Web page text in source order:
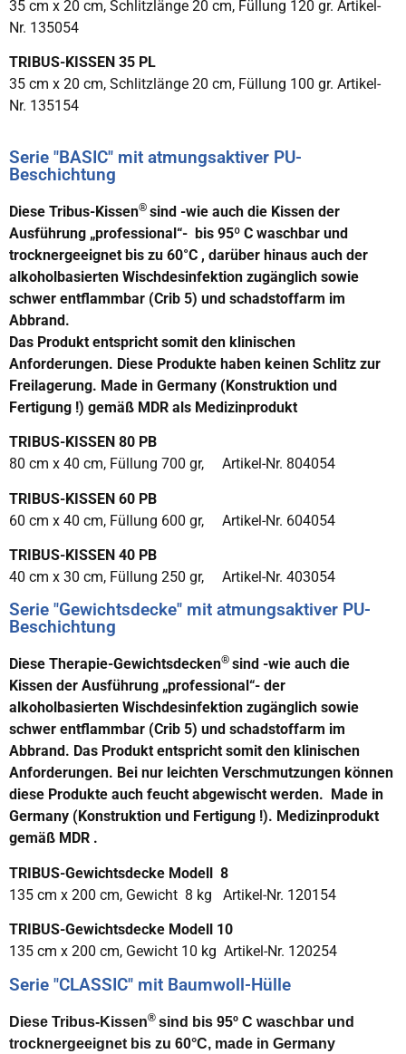
35 cm x 20 cm, Schlitzlänge 20 cm, Füllung 120 gr. Artikel-
Nr. 135054
TRIBUS-KISSEN 35 PL
35 cm x 20 cm, Schlitzlänge 20 cm, Füllung 100 gr. Artikel-
Nr. 135154
Serie "BASIC" mit atmungsaktiver PU-
Beschichtung
Diese Tribus-Kissen® sind -wie auch die Kissen der
Ausführung „professional“- bis 95º C waschbar und
trocknergeeignet bis zu 60°C , darüber hinaus auch der
alkoholbasierten Wischdesinfektion zugänglich sowie
schwer entflammbar (Crib 5) und schadstoffarm im
Abbrand.
Das Produkt entspricht somit den klinischen
Anforderungen. Diese Produkte haben keinen Schlitz zur
Freilagerung. Made in Germany (Konstruktion und
Fertigung !) gemäß MDR als Medizinprodukt
TRIBUS-KISSEN 80 PB
80 cm x 40 cm, Füllung 700 gr, Artikel-Nr. 804054
TRIBUS-KISSEN 60 PB
60 cm x 40 cm, Füllung 600 gr, Artikel-Nr. 604054
TRIBUS-KISSEN 40 PB
40 cm x 30 cm, Füllung 250 gr, Artikel-Nr. 403054
Serie "Gewichtsdecke" mit atmungsaktiver PU-
Beschichtung
Diese Therapie-Gewichtsdecken® sind -wie auch die
Kissen der Ausführung „professional“- der
alkoholbasierten Wischdesinfektion zugänglich sowie
schwer entflammbar (Crib 5) und schadstoffarm im
Abbrand. Das Produkt entspricht somit den klinischen
Anforderungen. Bei nur leichten Verschmutzungen können
diese Produkte auch feucht abgewischt werden. Made in
Germany (Konstruktion und Fertigung !). Medizinprodukt
gemäß MDR .
TRIBUS-Gewichtsdecke Modell 8
135 cm x 200 cm, Gewicht 8 kg Artikel-Nr. 120154
TRIBUS-Gewichtsdecke Modell 10
135 cm x 200 cm, Gewicht 10 kg Artikel-Nr. 120254
Serie "CLASSIC" mit Baumwoll-Hülle
Diese Tribus-Kissen® sind bis 95º C waschbar und
trocknergeeignet bis zu 60°C, made in Germany